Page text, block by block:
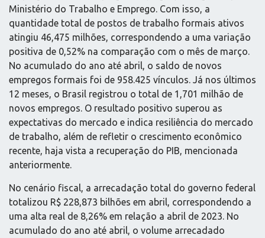
Ministério do Trabalho e Emprego. Com isso, a
quantidade total de postos de trabalho formais ativos
atingiu 46,475 milhões, correspondendo a uma variação
positiva de 0,52% na comparação com o mês de março.
No acumulado do ano até abril, o saldo de novos
empregos formais foi de 958.425 vínculos. Já nos últimos
12 meses, o Brasil registrou o total de 1,701 milhão de
novos empregos. O resultado positivo superou as
expectativas do mercado e indica resiliência do mercado
de trabalho, além de refletir o crescimento econômico
recente, haja vista a recuperação do PIB, mencionada
anteriormente.
No cenário fiscal, a arrecadação total do governo federal
totalizou R$ 228,873 bilhões em abril, correspondendo a
uma alta real de 8,26% em relação a abril de 2023. No
acumulado do ano até abril, o volume arrecadado